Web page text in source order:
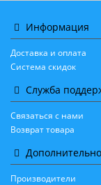
Информация
Доставка и оплата
Система скидок
Служба
Связаться с нами
Возврат товара
Дополнительно
Производители